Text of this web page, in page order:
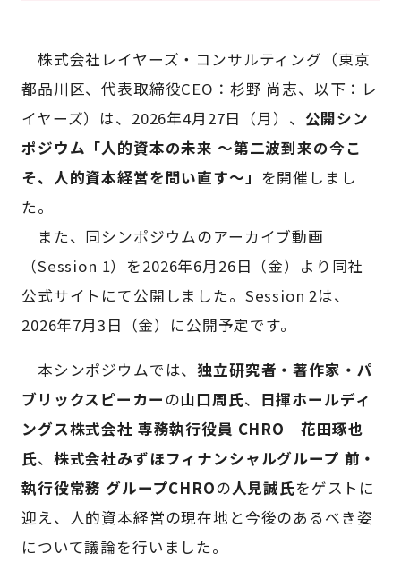
株式会社レイヤーズ・コンサルティング（東京
都品川区、代表取締役CEO：杉野 尚志、以下：レ
イヤーズ）は、2026年4月27日（月）、 公開シン
ポジウム「人的資本の未来 ～第二波到来の今こ
そ、人的資本経営を問い直す～」 を開催しまし
た。
また、同シンポジウムのアーカイブ動画
（Session 1）を2026年6月26日（金）より同社
公式サイトにて公開しました。Session 2は、
2026年7月3日（金）に公開予定です。
本シンポジウムでは、 独立研究者・著作家・パ
ブリックスピーカーの山口周氏、 日揮ホールディ
ングス株式会社 専務執行役員 CHRO 花田琢也
氏、 株式会社みずほフィナンシャルグループ 前・
執行役常務 グループCHROの人見誠氏をゲストに
迎え、人的資本経営の現在地と今後のあるべき姿
について議論を行いました。